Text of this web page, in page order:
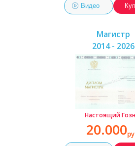
Видео
Магистр
2014 - 2026
Настоящий
20.000